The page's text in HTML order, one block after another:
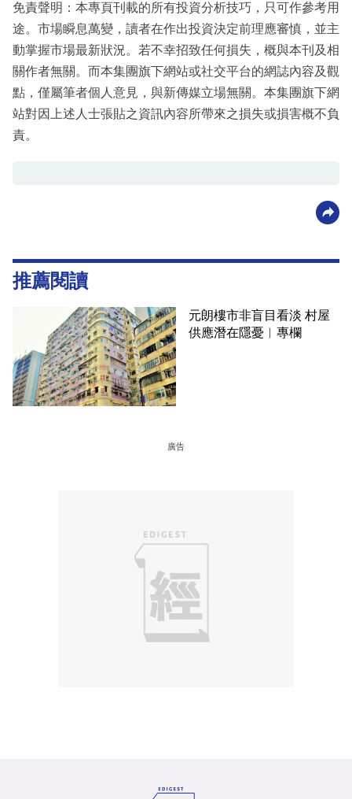
免責聲明：本專頁刊載的所有投資分析技巧，只可作參考用
途。市場瞬息萬變，讀者在作出投資決定前理應審慎，並主
動掌握市場最新狀況。若不幸招致任何損失，概與本刊及相
關作者無關。而本集團旗下網站或社交平台的網誌內容及觀
點，僅屬筆者個人意見，與新傳媒立場無關。本集團旗下網
站對因上述人士張貼之資訊內容所帶來之損失或損害概不負
責。
推薦閱讀
元朗樓市非盲目看淡 村屋
供應潛在隱憂︳專欄
廣告